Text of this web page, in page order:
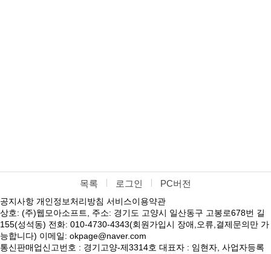
목록 로그인 PC버전
공지사항 개인정보처리방침 서비스이용약관
상호: (주)웹모아소프트, 주소: 경기도 고양시 일산동구 고봉로678번 길
155(성석동) 전화: 010-4730-4343(회원가입시 장애,오류,결제문의만 가
능합니다) 이메일: okpage@naver.com
통신판매업신고번호 : 경기고양-제3314호 대표자 : 임현자, 사업자등록